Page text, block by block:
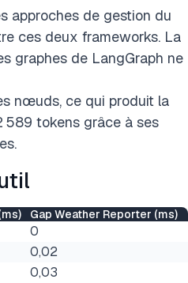
approches de gestion du
ces deux frameworks. La
graphes de LangGraph ne
nœuds, ce qui produit la
589 tokens grâce à ses
Gap Weather Reporter (ms)
0
0,02
0,03